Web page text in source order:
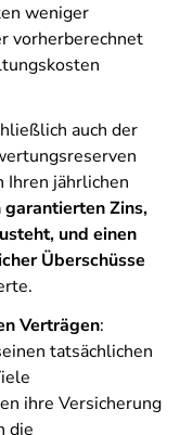
weniger
vorherberechnet
auch der
Ihren jährlichen
garantierten Zins,
und einen
Überschüsse
Verträgen:
tatsächlichen
ihre Versicherung
die